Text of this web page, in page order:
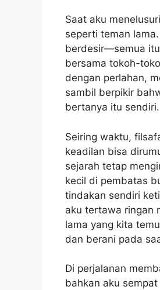
Saat aku
seperti teman
berdesir—semua
bersama tokoh-
dengan perlahan,
sambil berpikir
bertanya itu sendiri.
Seiring waktu,
keadilan bisa
sejarah tetap
kecil di pembatas
tindakan sendiri
aku tertawa ringan
lama yang kita
dan berani pada
Di perjalanan
bahkan aku